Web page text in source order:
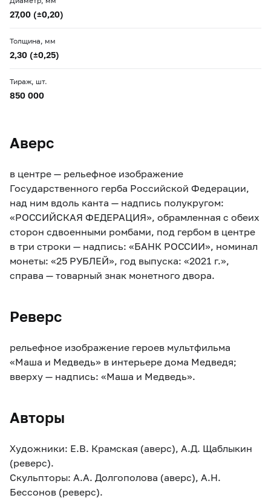
27,00 (±0,20)
Толщина, мм
2,30 (±0,25)
Тираж, шт.
850 000
Аверс
в центре — рельефное изображение
Государственного герба Российской Федерации,
над ним вдоль канта — надпись полукругом:
«РОССИЙСКАЯ ФЕДЕРАЦИЯ», обрамленная с обеих
сторон сдвоенными ромбами, под гербом в центре
в три строки — надпись: «БАНК РОССИИ», номинал
монеты: «25 РУБЛЕЙ», год выпуска: «2021 г.»,
справа — товарный знак монетного двора.
Реверс
рельефное изображение героев мультфильма
«Маша и Медведь» в интерьере дома Медведя;
вверху — надпись: «Маша и Медведь».
Авторы
Художники: Е.В. Крамская (аверс), А.Д. Щаблыкин
(реверс).
Скульпторы: А.А. Долгополова (аверс), А.Н.
Бессонов (реверс).